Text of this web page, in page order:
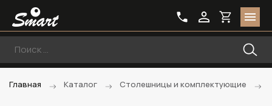
Главная Каталог Столешницы и комплектующие